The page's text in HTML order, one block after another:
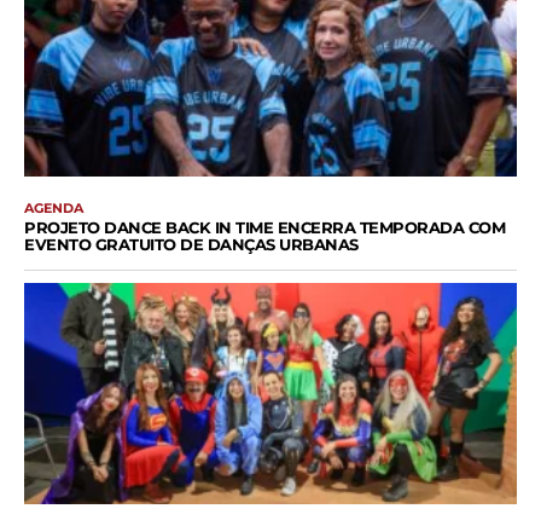
AGENDA
PROJETO DANCE BACK IN TIME ENCERRA TEMPORADA COM
EVENTO GRATUITO DE DANÇAS URBANAS